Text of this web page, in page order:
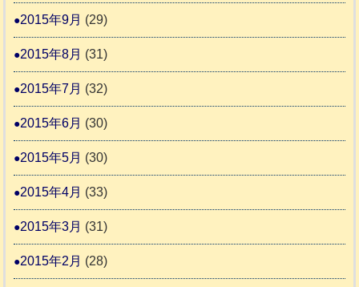
2015年9月 (29)
2015年8月 (31)
2015年7月 (32)
2015年6月 (30)
2015年5月 (30)
2015年4月 (33)
2015年3月 (31)
2015年2月 (28)